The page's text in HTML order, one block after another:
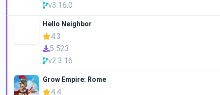
v3.16.0
Hello Neighbor
4.3
5 523
v2.3.16
Grow Empire: Rome
4.4